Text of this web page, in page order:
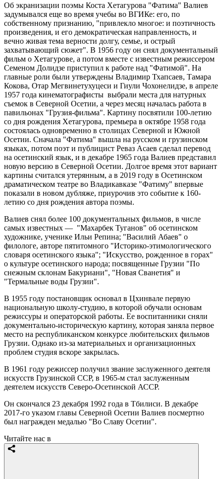
Об экранизации поэмы Коста Хетагурова "Фатима" Валиев
задумывался еще во время учебы во ВГИКе: его, по
собственному признанию, "привлекло многое: и поэтичность
произведения, и его демократическая направленность, и
вечно живая тема верности долгу, семье, и острый
захватывающий сюжет". В 1956 году он снял документальный
фильм о Хетагурове, а потом вместе с известным режиссером
Семеном Долидзе приступил к работе над "Фатимой". На
главные роли были утверждены Владимир Тхапсаев, Тамара
Кокова, Отар Мегвинетухуцеси и Гиули Чохонелидзе, в апреле
1957 года кинематографисты выбрали места для натурных
съемок в Северной Осетии, а через месяц началась работа в
павильонах "Грузия-фильма". Картину посвятили 100-летию
со дня рождения Хетагурова, премьера в октябре 1958 года
состоялась одновременно в столицах Северной и Южной
Осетии. Сначала "Фатима" вышла на русском и грузинском
языках, потом поэт и публицист Реваз Асаев сделал перевод
на осетинский язык, и в декабре 1965 года Валиев представил
новую версию в Северной Осетии. Долгое время этот вариант
картины считался утерянным, а в 2019 году в Осетинском
драматическом театре во Владикавказе "Фатиму" впервые
показали в новом дубляже, приурочив это событие к 160-
летию со дня рождения автора поэмы.
Валиев снял более 100 документальных фильмов, в числе
самых известных — "Махарбек Туганов" об осетинском
художнике, ученике Ильи Репина; "Василий Абаев" о
филологе, авторе пятитомного "Историко-этимологического
словаря осетинского языка"; "Искусство, рожденное в горах"
о культуре осетинского народа; посвященные Грузии "По
снежным склонам Бакуриани", "Новая Сванетия" и
"Термальные воды Грузии".
В 1955 году постановщик основал в Цхинвале первую
национальную школу-студию, в которой обучали основам
режиссуры и операторской работы. Ее воспитанники сняли
документально-историческую картину, которая заняла первое
место на республиканском конкурсе любительских фильмов
Грузии. Однако из-за материальных и организационных
проблем студия вскоре закрылась.
В 1961 году режиссер получил звание заслуженного деятеля
искусств Грузинской ССР, в 1965-м стал заслуженным
деятелем искусств Северо-Осетинской АССР.
Он скончался 23 декабря 1992 года в Тбилиси. В декабре
2017-го указом главы Северной Осетии Валиев посмертно
был награжден медалью "Во Славу Осетии".
Читайте нас в